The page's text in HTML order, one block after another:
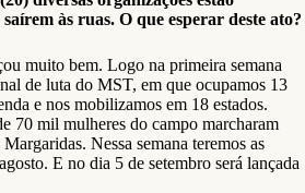
às ruas. O que esperar deste ato?
muito bem. Logo na primeira semana
de luta do MST, em que ocupamos 13
e nos mobilizamos em 18 estados.
70 mil mulheres do campo marcharam
Nessa semana teremos as
E no dia 5 de setembro será lançada